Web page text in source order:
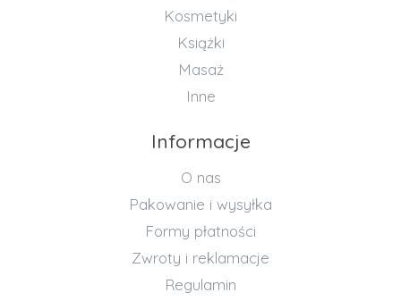
Kosmetyki
Książki
Masaż
Inne
Informacje
O nas
Pakowanie i wysyłka
Formy płatności
Zwroty i reklamacje
Regulamin